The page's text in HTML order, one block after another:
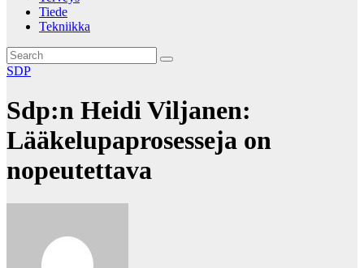
Tiede
Tekniikka
SDP
Sdp:n Heidi Viljanen:
Lääkelupaprosesseja on
nopeutettava